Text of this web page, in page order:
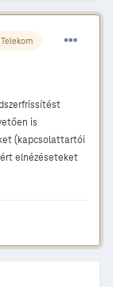
Telekom
is
(kapcsolattartói
elnézéseteket